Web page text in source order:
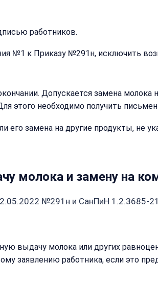
меню
работников.
№1 к Приказу №291н, исключить
Допускается замена молока
необходимо получить
его замена на другие продукты,
молока и замену на
№291н и СанПиН 1.2.3685-
выдачу молока или других
заявлению работника, если это
нам
Имя:
телефон
перезвоним
+